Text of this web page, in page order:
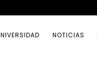
NOTICIAS